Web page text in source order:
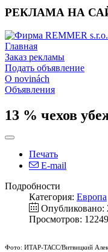
РЕКЛАМА НА
Главная
Заказ рекламы
Подать объявление
O novinách
Объявления
13 % чехов
Печать
E-mail
Подробности
Категория: Европа
Опубликовано:
Просмотров: 12249
Фото: ИТАР-ТАСС/Витвицкий